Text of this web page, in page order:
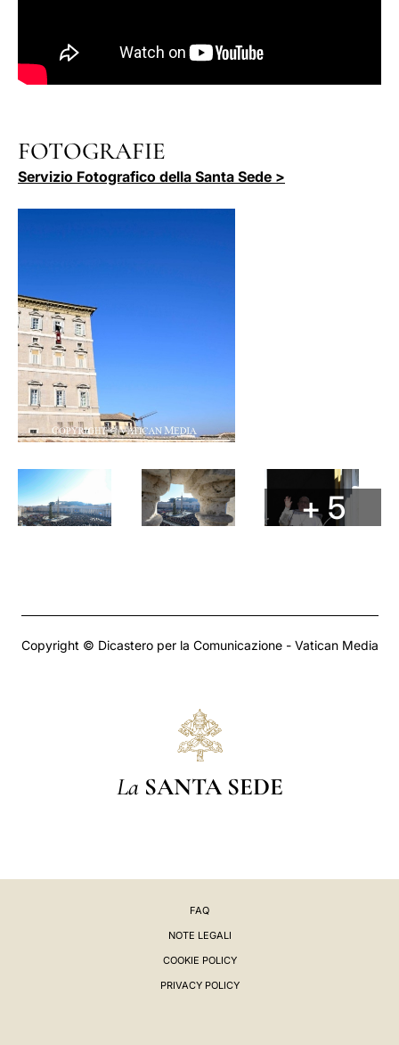
FOTOGRAFIE
Servizio Fotografico della Santa Sede >
+ 5
Copyright © Dicastero per la Comunicazione - Vatican Media
La SANTA SEDE
FAQ
NOTE LEGALI
COOKIE POLICY
PRIVACY POLICY